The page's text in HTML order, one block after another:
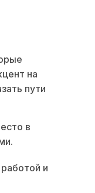
на
пути
в
и